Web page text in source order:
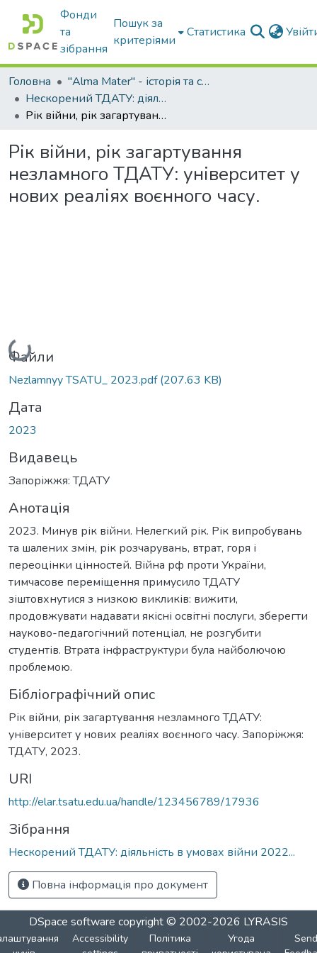
Фонди
та
зібрання
Пошук за
критеріями
Статистика
Головна
"Alma Mater" - історія та сьогодення Університету
Нескорений ТДАТУ: діяльність в умовах війни 2022...
Рік війни, рік загартування незламного ТДАТУ: університет у нових реаліях воєнного часу.
Рік війни, рік загартування
незламного ТДАТУ: університет у
нових реаліях воєнного часу.
Вантажиться...
Файли
Nezlamnyy TSATU_ 2023.pdf(207.63 KB)
Дата
2023
Видавець
Запоріжжя: ТДАТУ
Анотація
2023. Минув рік війни. Нелегкий рік. Рік випробувань
та шалених змін, рік розчарувань, втрат, горя і
переоцінки цінностей. Війна рф проти України,
тимчасове переміщення примусило ТДАТУ
зіштовхнутися з низкою викликів: вижити,
продовжувати надавати якісні освітні послуги, зберегти
науково-педагогічний потенціал, не розгубити
студентів. Втрата інфраструктури була найболючою
проблемою.
Бібліографічний опис
Рік війни, рік загартування незламного ТДАТУ:
університет у нових реаліях воєнного часу. Запоріжжя:
ТДАТУ, 2023.
URI
http://elar.tsatu.edu.ua/handle/123456789/17936
Зібрання
Нескорений ТДАТУ: діяльність в умовах війни 2022...
Повна інформація про документ
DSpace software copyright © 2002-2026 LYRASIS
Accessibility
Політика
Угода
Send